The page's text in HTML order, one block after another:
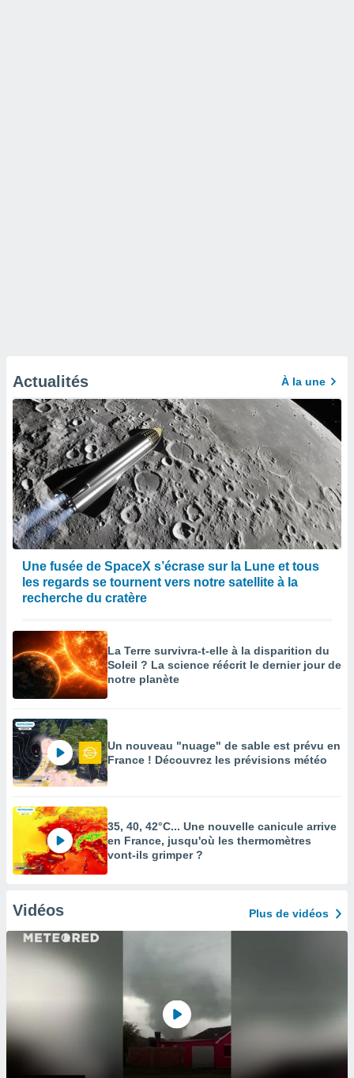
Actualités À la une
Une fusée de SpaceX s’écrase sur la Lune et tous
les regards se tournent vers notre satellite à la
recherche du cratère
La Terre survivra-t-elle à la disparition du
Soleil ? La science réécrit le dernier jour de
notre planète
Un nouveau "nuage" de sable est prévu en
France ! Découvrez les prévisions météo
35, 40, 42°C... Une nouvelle canicule arrive
en France, jusqu'où les thermomètres
vont-ils grimper ?
Vidéos Plus de vidéos